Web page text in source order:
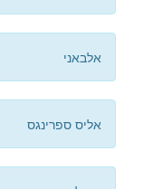
אלבאני
אליס ספרינגס